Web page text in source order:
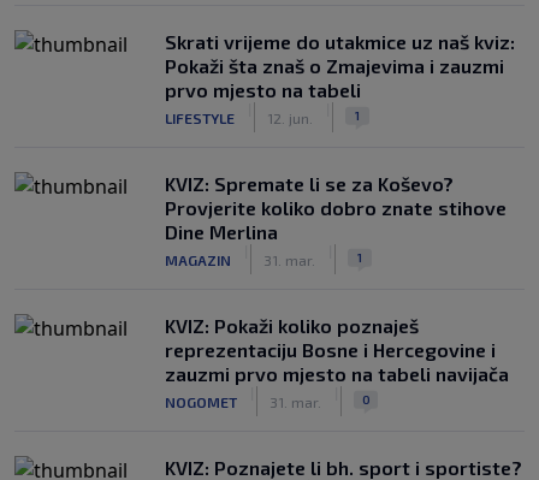
Skrati vrijeme do utakmice uz naš kviz:
Pokaži šta znaš o Zmajevima i zauzmi
prvo mjesto na tabeli
LIFESTYLE 12. jun. 1
KVIZ: Spremate li se za Koševo?
Provjerite koliko dobro znate stihove
Dine Merlina
MAGAZIN 31. mar. 1
KVIZ: Pokaži koliko poznaješ
reprezentaciju Bosne i Hercegovine i
zauzmi prvo mjesto na tabeli navijača
NOGOMET 31. mar. 0
KVIZ: Poznajete li bh. sport i sportiste?